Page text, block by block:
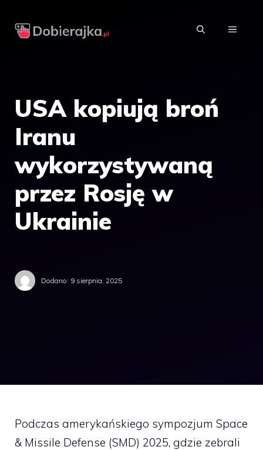
MENU
USA kopiują broń
Iranu
wykorzystywaną
przez Rosję w
Ukrainie
Dodano: 9 sierpnia, 2025
Podczas amerykańskiego sympozjum Space
& Missile Defense (SMD) 2025, gdzie zebrali